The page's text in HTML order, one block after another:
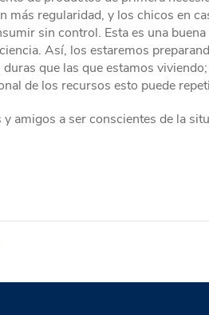
más regularidad, y los chicos en
sin control. Esta es una
Así, los estaremos
que las que estamos
de los recursos esto puede
amigos a ser conscientes de la